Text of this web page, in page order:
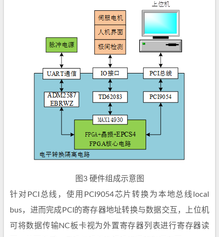
图3 硬件组成示意图
针对PCI总线，使用PCI9054芯片转换为本地总线local
bus，进而完成PCI的寄存器地址转换与数据交互，上位机
可将数据传输NC板卡视为外置寄存器列表进行寄存器读